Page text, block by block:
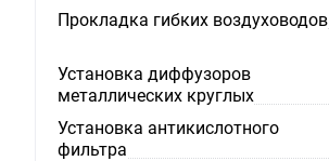
Прокладка гибких воздуховодов
Установка диффузоров
металлических круглых
Установка антикислотного
фильтра